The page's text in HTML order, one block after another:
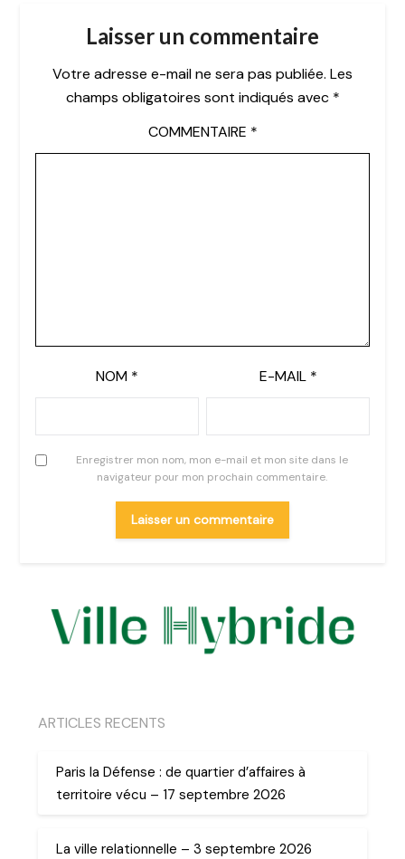
Laisser un commentaire
Votre adresse e-mail ne sera pas publiée. Les
champs obligatoires sont indiqués avec *
COMMENTAIRE *
NOM * E-MAIL *
Enregistrer mon nom, mon e-mail et mon site dans le
navigateur pour mon prochain commentaire.
ARTICLES RECENTS
Paris la Défense : de quartier d’affaires à
territoire vécu – 17 septembre 2026
La ville relationnelle – 3 septembre 2026